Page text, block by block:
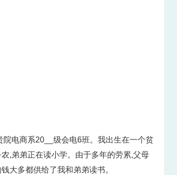
电商系20__级会电6班。我出生在一个贫
,弟弟正在读小学。由于多年的劳累,父母
大多都供给了我和弟弟读书。